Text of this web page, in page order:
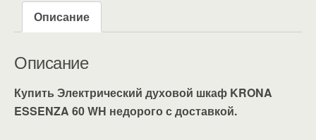
Описание
Описание
Купить Электрический духовой шкаф KRONA
ESSENZA 60 WH недорого с доставкой.